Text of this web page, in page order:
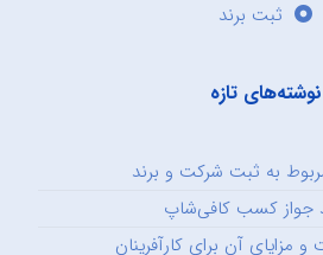
ثبت برند
نوشته‌های تازه
به ثبت شرکت و برند
جواز کسب کافی‌شاپ
مزایای آن برای کارآفرینان